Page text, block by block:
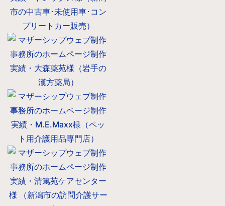
#新規制作
#Webデザイン
#ワードプレス
#リニューアル
#ワードプレス
#ネットショップ(ECサイ
#リニューアル
#ワードプレス
#ワードプレス